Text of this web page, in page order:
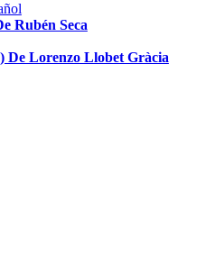
Rubén Seca
De Lorenzo Llobet Gràcia